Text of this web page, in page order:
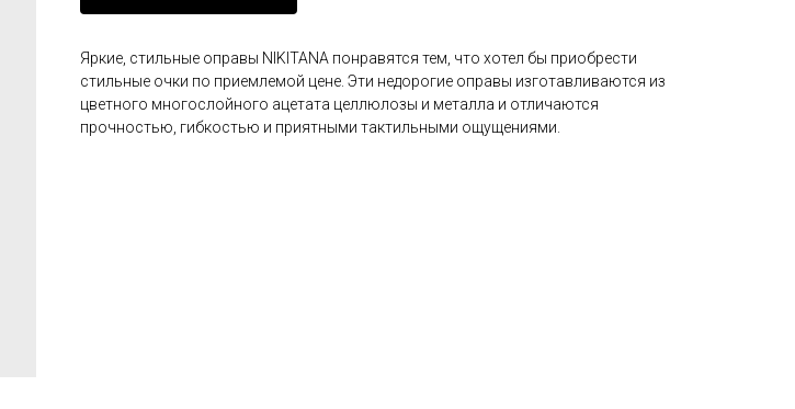
Яркие, стильные оправы NIKITANA понравятся тем, что хотел бы приобрести
стильные очки по приемлемой цене. Эти недорогие оправы изготавливаются из
цветного многослойного ацетата целлюлозы и металла и отличаются
прочностью, гибкостью и приятными тактильными ощущениями.